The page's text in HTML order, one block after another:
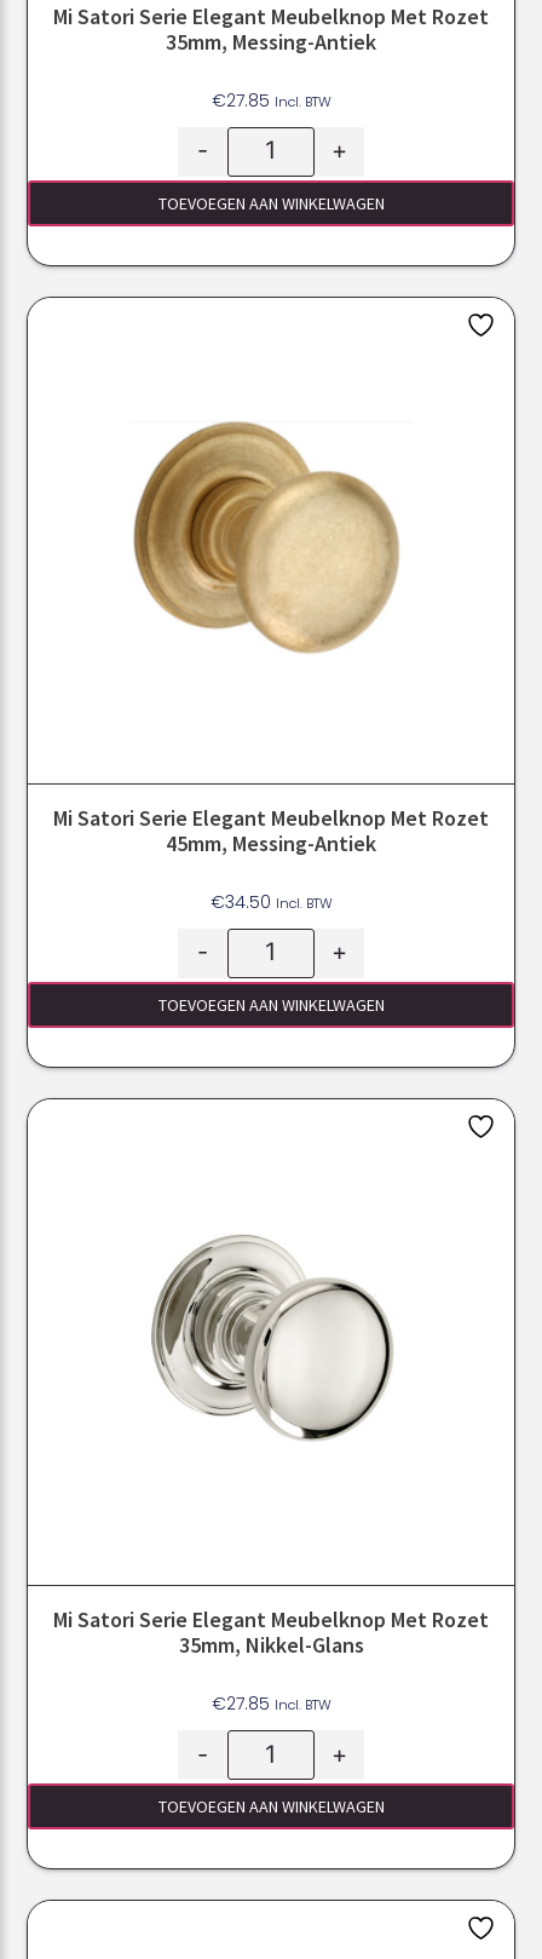
Mi Satori Serie Elegant Meubelknop Met Rozet
35mm, Messing-Antiek
€27.85 Incl. BTW
- +
TOEVOEGEN AAN WINKELWAGEN
Mi Satori Serie Elegant Meubelknop Met Rozet
45mm, Messing-Antiek
€34.50 Incl. BTW
- +
TOEVOEGEN AAN WINKELWAGEN
Mi Satori Serie Elegant Meubelknop Met Rozet
35mm, Nikkel-Glans
€27.85 Incl. BTW
- +
TOEVOEGEN AAN WINKELWAGEN